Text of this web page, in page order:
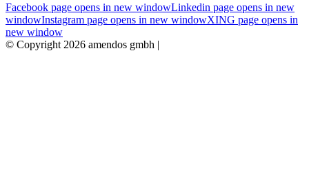
Facebook page opens in new windowLinkedin page opens in new
windowInstagram page opens in new windowXING page opens in
new window
© Copyright 2026 amendos gmbh |